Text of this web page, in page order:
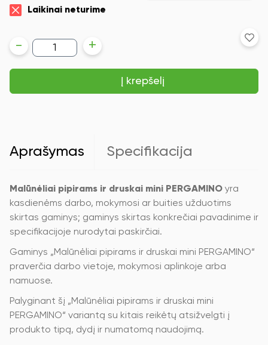
Laikinai neturime
produkto
kiekis:
Malūnėliai
pipirams
druskai
- +
Į krepšelį
Aprašymas Specifikacija
Malūnėliai pipirams ir druskai mini PERGAMINO yra
kasdienėms darbo, mokymosi ar buities užduotims
skirtas gaminys; gaminys skirtas konkrečiai pavadinime ir
specifikacijoje nurodytai paskirčiai.
Gaminys „Malūnėliai pipirams ir druskai mini PERGAMINO“
praverčia darbo vietoje, mokymosi aplinkoje arba
namuose.
Palyginant šį „Malūnėliai pipirams ir druskai mini
PERGAMINO“ variantą su kitais reikėtų atsižvelgti į
produkto tipą, dydį ir numatomą naudojimą.